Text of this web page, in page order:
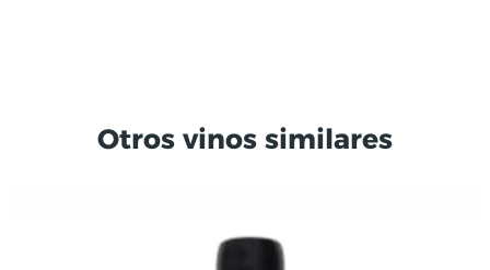
Otros vinos similares